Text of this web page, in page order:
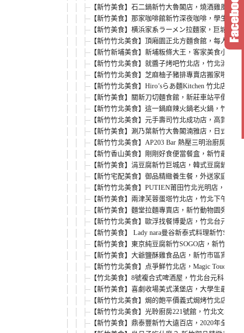
【新竹美食】石二鍋新竹大魯閣店，燒酒雞風味
【新竹美食】那家咖啡館新竹深夜咖啡，學生最
【新竹美食】横浜家系ラーメン拉麵家，巨城旁
【新竹竹北美食】頂廂園正北方麵食館，每人低
【新竹新埔美食】新埔粄條大王，客家美食小吃
【新竹竹北美食】就醬子烤吧竹北店，竹北消夜
【新竹竹北美食】芝麻柚子豬排專賣店搬家啦，
【新竹竹北美食】Hiro’sらあ麵Kitchen 竹北店，
【新竹美食】關新刀切麵食館，新莊車站平價小
【新竹竹北美食】這一鍋麻辣火鍋老火鍋，竹北
【新竹竹北美食】元手壽司竹北成功店，高質感
【新竹美食】涮乃葉新竹大魯閣湳雅店，日式火
【新竹竹北美食】AP203 Bar 熱壓三明治廚房-竹
【新竹香山美食】剛剛好食便當餐盒，新竹最強
【新竹美食】涓豆腐新竹巨城店，韓式豆腐鍋、
【新竹宅配美食】御品精緻養生餐，外送家庭餐
【新竹竹北美食】PUTIEN莆田竹北光明店，米其
【新竹美食】兩津芙蓉蛋塔竹北店，竹北下午茶
【新竹美食】麵堂拉麵專賣店，新竹動物園旁必
【新竹竹北美食】歐浮找餐博愛店，竹北台元科
【新竹美食】 Lady nara曼谷新泰式料理新竹
【新竹美食】東京純豆腐新竹SOGO店，新竹巨
【新竹美食】大爺鹽酥雞食品店，新竹市區宵夜
【新竹竹北美食】点爭鮮竹北店，Magic Touch搬
【竹北美食】8號複合式啤酒屋，竹北台元科學園
【新竹美食】喜劇收場美式漢堡店，大學生最愛
【新竹竹北美食】焗的飽平價義式焗烤竹北店，
【新竹竹北美食】光聆廚房221號館，竹北文義街
【新竹美食】鼎泰豐新竹大遠百店，2020年全新